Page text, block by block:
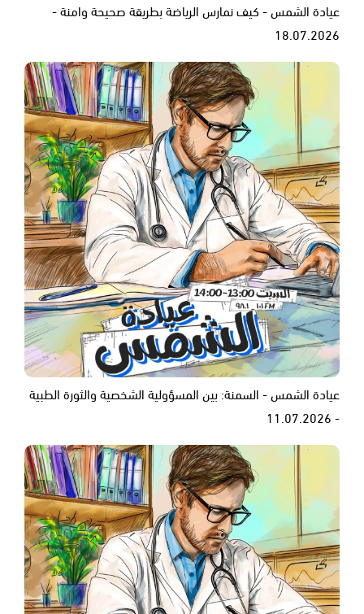
عيادة الشمس - كيف نمارس الرياضة بطريقة صحيحة وامنة -
18.07.2026
عيادة الشمس - السمنة: بين المسؤولية الشخصية والثورة الطبية
- 11.07.2026